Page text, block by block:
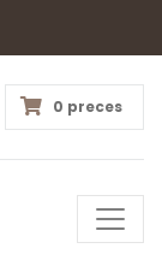
0 preces